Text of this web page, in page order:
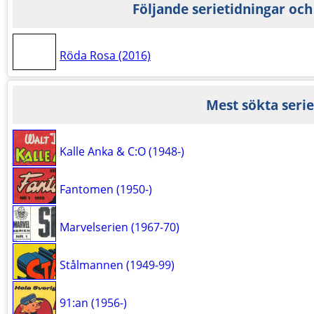
Följande serietidningar
Röda Rosa (2016)
Mest sökta
Kalle Anka & C:O (1948-)
Fantomen (1950-)
Marvelserien (1967-70)
Stålmannen (1949-99)
91:an (1956-)